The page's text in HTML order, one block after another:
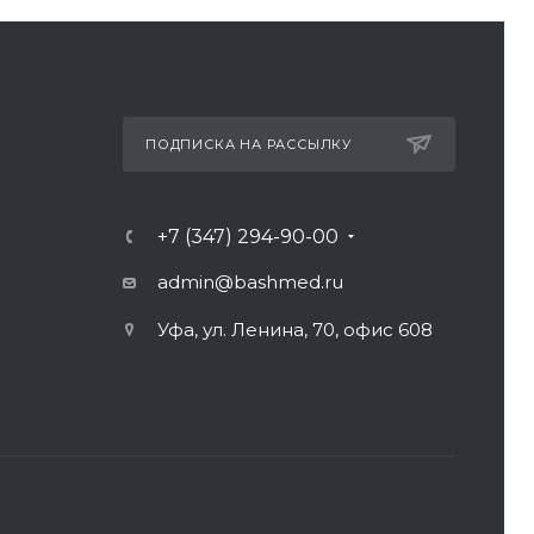
ПОДПИСКА НА РАССЫЛКУ
+7 (347) 294-90-00
admin@bashmed.ru
Уфа, ул. Ленина, 70, офис 608